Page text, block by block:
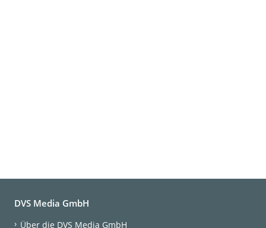
DVS Media GmbH
Über die DVS Media GmbH